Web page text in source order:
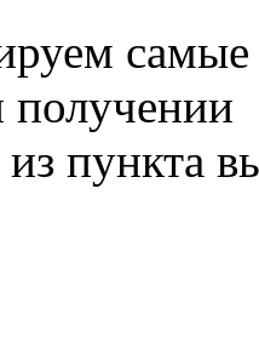
получении
пункта